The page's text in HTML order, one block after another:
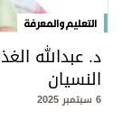
التعليم والمعرفة
د. عبدالله
النسيان
6 سبتمبر 2025